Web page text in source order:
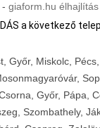
- giaform.hu élhajlítás
a következő
Győr, Miskolc, Pécs,
Győr, Pápa,
Szombathely,